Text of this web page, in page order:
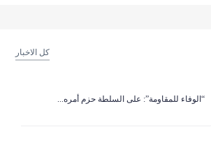
كل الاخبار
“الوفاء للمقاومة”: على السلطة حزم أمره...